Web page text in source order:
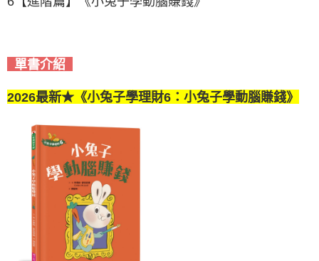
單書介紹
2026最新★《小兔子學理財6：小兔子學動腦賺錢》